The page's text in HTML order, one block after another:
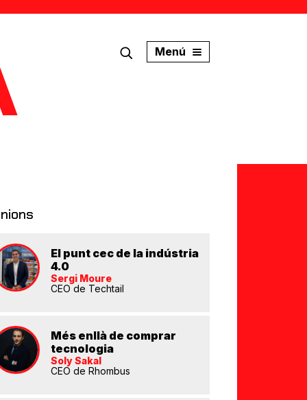
Menú
El punt cec de la indústria
4.0
Sergi Moure
CEO de Techtail
Més enllà de comprar
tecnologia
Soly Sakal
CEO de Rhombus